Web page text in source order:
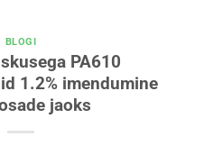
BLOGI
PA610
1.2% imendumine
jaoks